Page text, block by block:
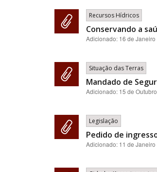
Recursos Hídricos
Conservando a
Adicionado: 16 de Janeiro
Situação das Terras
Mandado de
Adicionado: 15 de
Legislação
Pedido de
Adicionado: 11 de Janeiro